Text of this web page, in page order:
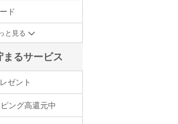
ド
と見る
まるサービス
ゼント
ング高還元中